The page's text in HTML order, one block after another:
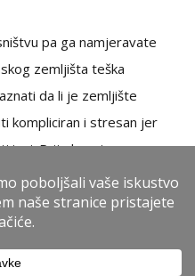
pa ga namjeravate
zemljišta teška
da li je zemljište
kompliciran i stresan jer
i mi. Prije kupnje
da se dobro informirate,